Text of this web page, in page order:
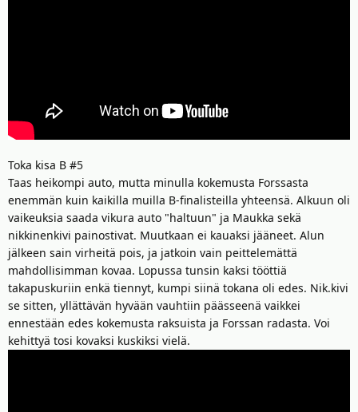
Toka kisa B #5
Taas heikompi auto, mutta minulla kokemusta Forssasta
enemmän kuin kaikilla muilla B-finalisteilla yhteensä. Alkuun oli
vaikeuksia saada vikura auto "haltuun" ja Maukka sekä
nikkinenkivi painostivat. Muutkaan ei kauaksi jääneet. Alun
jälkeen sain virheitä pois, ja jatkoin vain peittelemättä
mahdollisimman kovaa. Lopussa tunsin kaksi tööttiä
takapuskuriin enkä tiennyt, kumpi siinä tokana oli edes. Nik.kivi
se sitten, yllättävän hyvään vauhtiin päässeenä vaikkei
ennestään edes kokemusta raksuista ja Forssan radasta. Voi
kehittyä tosi kovaksi kuskiksi vielä.